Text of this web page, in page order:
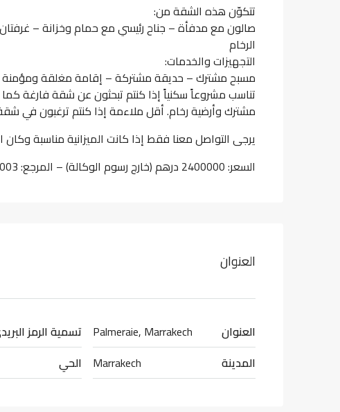
تتكوّن هذه الشقة من:
صالون مع مدفأة – جناح رئيسي مع حمام وخزانة –
الرخام
التجهيزات والخدمات:
مسبح مشترك – حديقة مشتركة – إقامة مغلقة ومؤمنة
مشترك وأرضية رخام. أقل ملاءمة إذا كنتم ترغبون في
يرجى التواصل معنا فقط إذا كانت الميزانية مناسبة
السعر: 2400000 درهم (خارج رسوم الوكالة) – المرجع: VAV003 – رسوم الوكالة: 2,5%
العنوان
العنوان
Palmeraie, Marrakech
المدينة
Marrakech
تسمية الرمز
الحي